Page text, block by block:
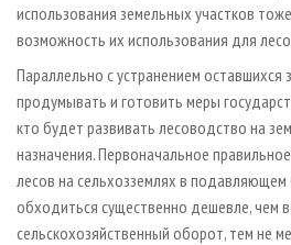
использования земельных участков
возможность их использования для
Параллельно с устранением оставшихся
продумывать и готовить меры
кто будет развивать лесоводство на
назначения. Первоначальное
лесов на сельхозземлях в
обходиться существенно дешевле, чем
сельскохозяйственный оборот, тем не